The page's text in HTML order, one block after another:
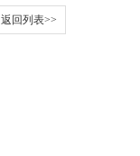
返回列表>>